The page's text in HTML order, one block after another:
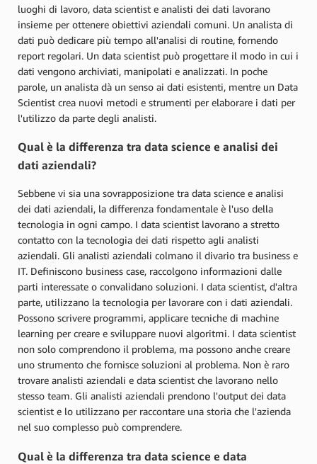
luoghi di lavoro, data scientist e analisti dei dati lavorano
insieme per ottenere obiettivi aziendali comuni. Un analista di
dati può dedicare più tempo all'analisi di routine, fornendo
report regolari. Un data scientist può progettare il modo in cui i
dati vengono archiviati, manipolati e analizzati. In poche
parole, un analista dà un senso ai dati esistenti, mentre un Data
Scientist crea nuovi metodi e strumenti per elaborare i dati per
l'utilizzo da parte degli analisti.
Qual è la differenza tra data science e analisi dei
dati aziendali?
Sebbene vi sia una sovrapposizione tra data science e analisi
dei dati aziendali, la differenza fondamentale è l'uso della
tecnologia in ogni campo. I data scientist lavorano a stretto
contatto con la tecnologia dei dati rispetto agli analisti
aziendali. Gli analisti aziendali colmano il divario tra business e
IT. Definiscono business case, raccolgono informazioni dalle
parti interessate o convalidano soluzioni. I data scientist, d'altra
parte, utilizzano la tecnologia per lavorare con i dati aziendali.
Possono scrivere programmi, applicare tecniche di machine
learning per creare e sviluppare nuovi algoritmi. I data scientist
non solo comprendono il problema, ma possono anche creare
uno strumento che fornisce soluzioni al problema. Non è raro
trovare analisti aziendali e data scientist che lavorano nello
stesso team. Gli analisti aziendali prendono l'output dei data
scientist e lo utilizzano per raccontare una storia che l'azienda
nel suo complesso può comprendere.
Qual è la differenza tra data science e data